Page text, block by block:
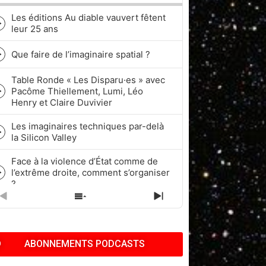
Les éditions Au diable vauvert fêtent
leur 25 ans
Que faire de l’imaginaire spatial ?
play
Table Ronde « Les Disparu·es » avec
Pacôme Thiellement, Lumi, Léo
Henry et Claire Duvivier
icon
Les imaginaires techniques par-delà
la Silicon Valley
Face à la violence d’État comme de
l’extrême droite, comment s’organiser
?
Quel rapport à l’historicité dans les
fiction ?
Pop Culture, Nostalgie et Capitalisme
PREVIOUS
EPISODE
SHOW
EPISODES
NEXT
EPISODE
ABONNEMENTS PODCASTS